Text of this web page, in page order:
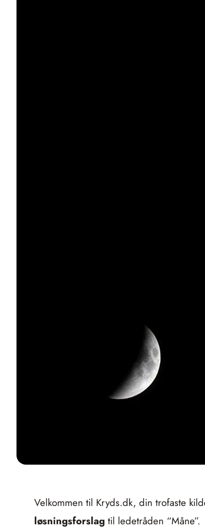
Velkommen til Kryds.dk, din trofaste
løsningsforslagtil ledetråden “Måne”.